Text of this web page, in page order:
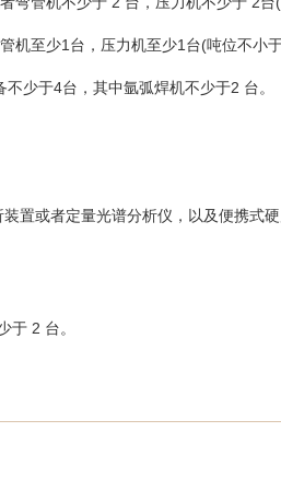
机至少1台，压力机至少1台(吨位不小
少于4台，其中氩弧焊机不少于2 台。
置或者定量光谱分析仪，以及便携式
于 2 台。